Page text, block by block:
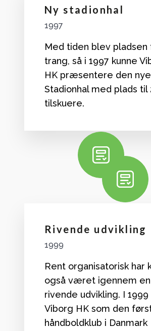
Ny stadionhal
1997
Med tiden blev pladsen
trang, så i 1997 kunne
HK præsentere den
Stadionhal med plads til
tilskuere.
Rivende udvikling
1999
Rent organisatorisk har
også været igennem en
rivende udvikling. I
Viborg HK som den
håndboldklub i Danmark